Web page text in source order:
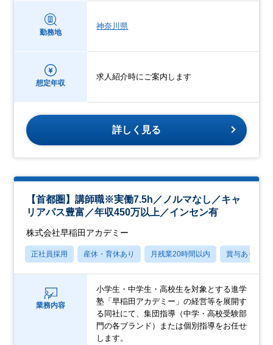
勤務地
神奈川県
想定年収
求人紹介時にご案内します
詳しく見る
【首都圏】講師職※実働7.5h／ノルマなし／キャ
リアパス豊富／年収450万以上／インセン有
株式会社早稲田アカデミー
正社員採用 産休・育休あり 月残業20時間以内 賞与あり
業務内容
小学生・中学生・高校生を対象とする進学
塾「早稲田アカデミー」の経営等を展開す
る同社にて、集団指導（中学・高校受験部
門の各ブランド）または個別指導をお任せ
します。